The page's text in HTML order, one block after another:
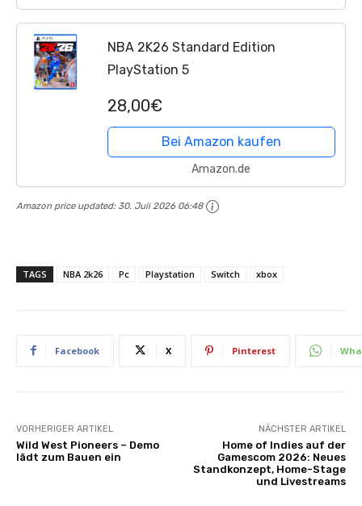
NBA 2K26 Standard Edition
PlayStation 5
28,00€
Bei Amazon kaufen
Amazon.de
Amazon price updated: 30. Juli 2026 06:48
TAGS NBA 2k26 Pc Playstation Switch xbox
Facebook X Pinterest
VORHERIGER ARTIKEL
Wild West Pioneers – Demo
lädt zum Bauen ein
NÄCHSTER ARTIKEL
Home of Indies auf der
Gamescom 2026: Neues
Standkonzept, Home-Stage
und Livestreams